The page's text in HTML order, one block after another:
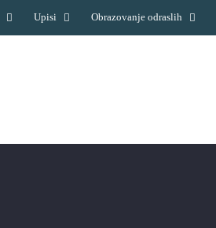
Upisi Obrazovanje odraslih